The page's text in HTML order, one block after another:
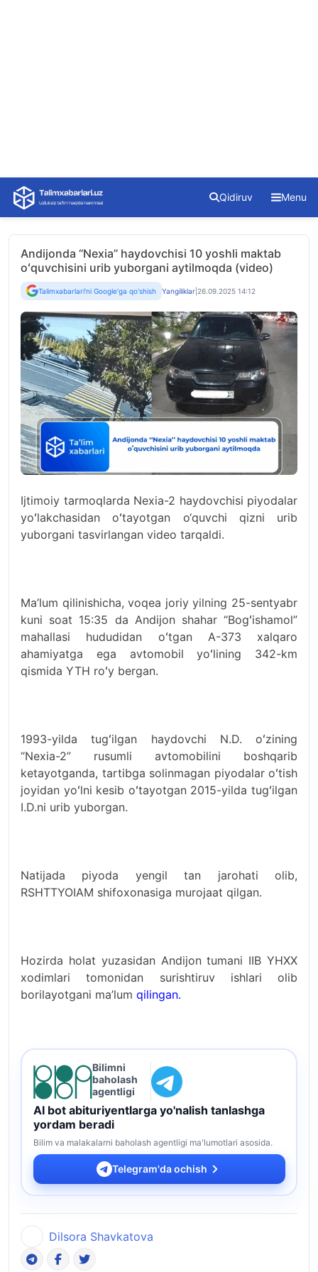
Skip
content
Qidiruv Menu
Andijonda ‘‘Nexia’’ haydovchisi 10 yoshli maktab
oʻquvchisini urib yuborgani aytilmoqda (video)
Talimxabarlari'ni Google'ga qo'shish Yangiliklar 26.09.2025 14:12
Ijtimoiy tarmoqlarda Nexia-2 haydovchisi piyodalar
yoʻlakchasidan oʻtayotgan o‘quvchi qizni urib
yuborgani tasvirlangan video tarqaldi.
Ma’lum qilinishicha, voqea joriy yilning 25-sentyabr
kuni soat 15:35 da Andijon shahar “Bogʻishamol”
mahallasi hududidan oʻtgan A-373 xalqaro
ahamiyatga ega avtomobil yoʻlining 342-km
qismida YTH roʻy bergan.
1993-yilda tugʻilgan haydovchi N.D. oʻzining
“Nexia-2” rusumli avtomobilini boshqarib
ketayotganda, tartibga solinmagan piyodalar oʻtish
joyidan yoʻlni kesib oʻtayotgan 2015-yilda tugʻilgan
I.D.ni urib yuborgan.
Natijada piyoda yengil tan jarohati olib,
RSHTTYOIAM shifoxonasiga murojaat qilgan.
Hozirda holat yuzasidan Andijon tumani IIB YHXX
xodimlari tomonidan surishtiruv ishlari olib
borilayotgani ma’lum qilingan.
Bilimni
baholash
agentligi
AI bot abituriyentlarga yo'nalish tanlashga
yordam beradi
Bilim va malakalarni baholash agentligi ma'lumotlari asosida.
Telegram'da ochish
Dilsora Shavkatova